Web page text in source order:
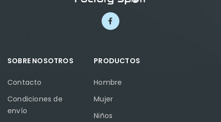
SOBRE NOSOTROS
Contacto
Condiciones de
envío
PRODUCTOS
Hombre
Mujer
Niños